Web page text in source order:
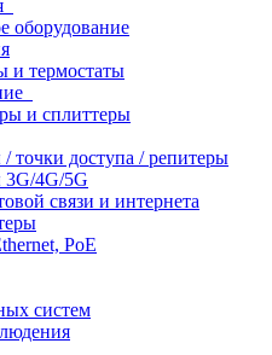
оборудование
и термостаты
и сплиттеры
точки доступа / репитеры
3G/4G/5G
связи и интернета
PoE
систем